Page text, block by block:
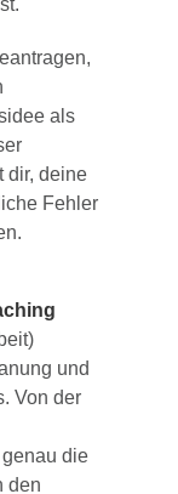
als
dir, deine
Fehler
und
Von der
die
den